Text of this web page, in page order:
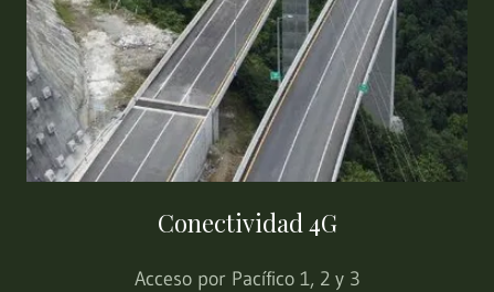
Conectividad 4G
Acceso por Pacífico 1, 2 y 3